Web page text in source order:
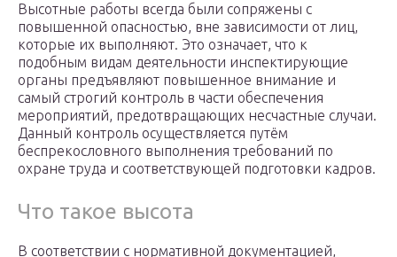
Высотные работы всегда были сопряжены с
повышенной опасностью, вне зависимости от лиц,
которые их выполняют. Это означает, что к
подобным видам деятельности инспектирующие
органы предъявляют повышенное внимание и
самый строгий контроль в части обеспечения
мероприятий, предотвращающих несчастные случаи.
Данный контроль осуществляется путём
беспрекословного выполнения требований по
охране труда и соответствующей подготовки кадров.
Что такое высота
В соответствии с нормативной документацией,